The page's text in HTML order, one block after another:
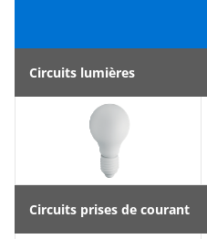
Circuits lumières
Circuits prises de courant